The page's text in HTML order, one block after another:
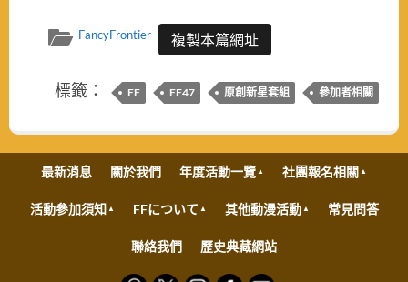
FancyFrontier 複製本篇網址
標籤： FF FF47 原創新星套組 參加者相關
最新消息 關於我們 年度活動一覽 社團報名相關
活動參加須知 FFについて 其他動漫活動 常見問答
聯絡我們 歷史典藏網站